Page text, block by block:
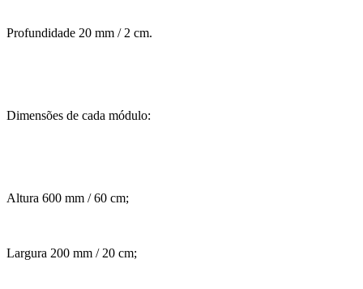
Profundidade 20 mm / 2 cm.
Dimensões de cada módulo:
Altura 600 mm / 60 cm;
Largura 200 mm / 20 cm;